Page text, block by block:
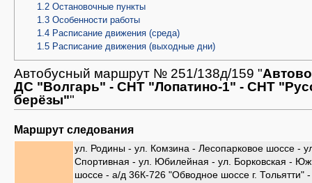
1.2 Остановочные пункты
1.3 Особенности работы
1.4 Расписание движения (среда)
1.5 Расписание движения (выходные дни)
Автобусный маршрут № 251/138д/159 "
ДС "Волгарь" - СНТ "Лопатино-1" - СНТ
берёзы""
Маршрут следования
ул. Родины - ул. Комзина - Лесопарковое шоссе -
Спортивная - ул. Юбилейная - ул. Борковская -
шоссе - а/д 36К-726 "Обводное шоссе г. Тольятти"